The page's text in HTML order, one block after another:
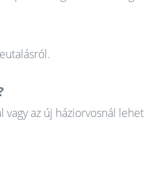
vagy az új háziorvosnál lehet